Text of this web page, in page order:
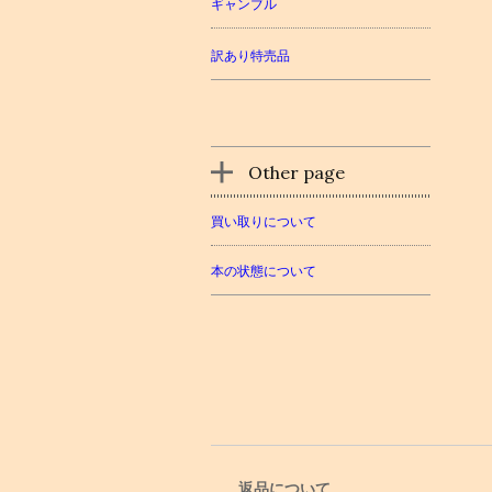
ギャンブル
訳あり特売品
Other page
買い取りについて
本の状態について